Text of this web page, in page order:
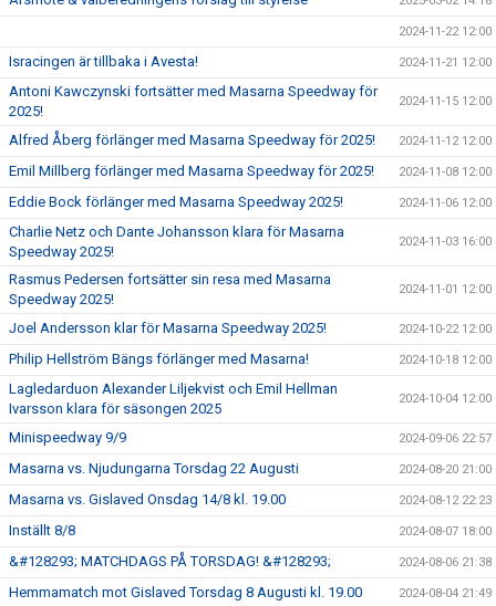
2024-11-22 12:00
Isracingen är tillbaka i Avesta! 2024-11-21 12:00
Antoni Kawczynski fortsätter med Masarna Speedway för
2025!
2024-11-15 12:00
Alfred Åberg förlänger med Masarna Speedway för 2025! 2024-11-12 12:00
Emil Millberg förlänger med Masarna Speedway för 2025! 2024-11-08 12:00
Eddie Bock förlänger med Masarna Speedway 2025! 2024-11-06 12:00
Charlie Netz och Dante Johansson klara för Masarna
Speedway 2025!
2024-11-03 16:00
Rasmus Pedersen fortsätter sin resa med Masarna
Speedway 2025!
2024-11-01 12:00
Joel Andersson klar för Masarna Speedway 2025! 2024-10-22 12:00
Philip Hellström Bängs förlänger med Masarna! 2024-10-18 12:00
Lagledarduon Alexander Liljekvist och Emil Hellman
Ivarsson klara för säsongen 2025
2024-10-04 12:00
Minispeedway 9/9 2024-09-06 22:57
Masarna vs. Njudungarna Torsdag 22 Augusti 2024-08-20 21:00
Masarna vs. Gislaved Onsdag 14/8 kl. 19.00 2024-08-12 22:23
Inställt 8/8 2024-08-07 18:00
&#128293; MATCHDAGS PÅ TORSDAG! &#128293; 2024-08-06 21:38
Hemmamatch mot Gislaved Torsdag 8 Augusti kl. 19.00 2024-08-04 21:49